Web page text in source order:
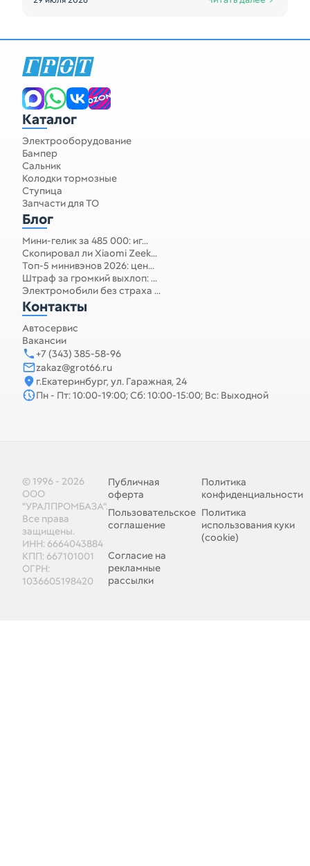
Каталог
Электрооборудование
Бампер
Сальник
Колодки тормозные
Ступица
Запчасти для ТО
Блог
Мини-гелик за 485 000: иг...
Скопировал ли Xiaomi Zeek...
Топ-5 минивэнов 2026: цен...
Штраф за громкий выхлоп: ...
Электромобили без страха ...
Контакты
Автосервис
Вакансии
+7 (343) 385-58-96
zakaz@grot66.ru
г.Екатеринбург, ул. Гаражная, 24
Пн - Пт: 10:00-19:00; Сб: 10:00-15:00; Вс: Выходной
© 1996 - 2026
ООО
"УРАЛПРОМБАЗА".
Все права
защищены.
ИНН: 6664043884
КПП: 667101001
ОГРН:
1036605198420
Публичная
оферта
Политика
конфиденциальности
Пользовательское
соглашение
Политика
использования куки
(cookie)
Согласие на
рекламные
рассылки